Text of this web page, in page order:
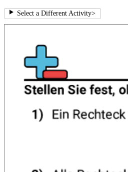
Select a Different Activity>